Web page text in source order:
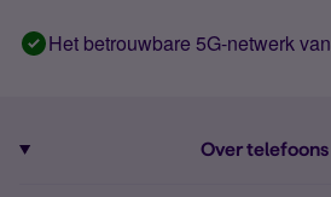
Het betrouwbare 5G-netwerk van
Over telefoons